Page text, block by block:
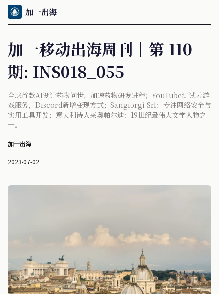
加一出海
加一移动出海周刊｜第 110
期: INS018_055
全球首款AI设计药物问世，加速药物研发进程；YouTube测试云游
戏服务，Discord新增变现方式；Sangiorgi Srl：专注网络安全与
实用工具开发；意大利诗人莱奥帕尔迪：19世纪最伟大文学人物之
一。
加一出海
2023-07-02